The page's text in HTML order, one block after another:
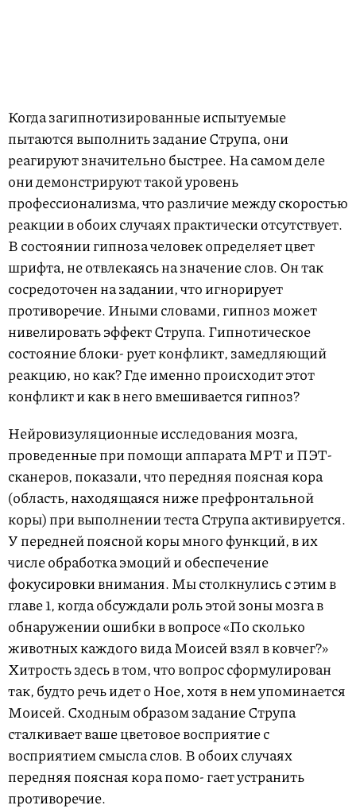
Когда загипнотизированные испытуемые
пытаются выполнить задание Струпа, они
реагируют значительно быстрее. На самом деле
они демонстрируют такой уровень
профессионализма, что различие между скоростью
реакции в обоих случаях практически отсутствует.
В состоянии гипноза человек определяет цвет
шрифта, не отвлекаясь на значение слов. Он так
сосредоточен на задании, что игнорирует
противоречие. Иными словами, гипноз может
нивелировать эффект Струпа. Гипнотическое
состояние блоки- рует конфликт, замедляющий
реакцию, но как? Где именно происходит этот
конфликт и как в него вмешивается гипноз?
Нейровизуляционные исследования мозга,
проведенные при помощи аппарата МРТ и ПЭТ-
сканеров, показали, что передняя поясная кора
(область, находящаяся ниже префронтальной
коры) при выполнении теста Струпа активируется.
У передней поясной коры много функций, в их
числе обработка эмоций и обеспечение
фокусировки внимания. Мы столкнулись с этим в
главе 1, когда обсуждали роль этой зоны мозга в
обнаружении ошибки в вопросе «По сколько
животных каждого вида Моисей взял в ковчег?»
Хитрость здесь в том, что вопрос сформулирован
так, будто речь идет о Ное, хотя в нем упоминается
Моисей. Сходным образом задание Струпа
сталкивает ваше цветовое восприятие с
восприятием смысла слов. В обоих случаях
передняя поясная кора помо- гает устранить
противоречие.